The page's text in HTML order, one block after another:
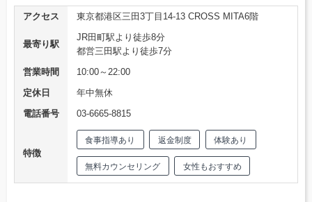
アクセス 東京都港区三田3丁目14-13 CROSS MITA6階
最寄り駅
JR田町駅より徒歩8分
都営三田駅より徒歩7分
営業時間
10:00～22:00
定休日
年中無休
電話番号
03-6665-8815
特徴
食事指導あり 返金制度 体験あり
無料カウンセリング 女性もおすすめ